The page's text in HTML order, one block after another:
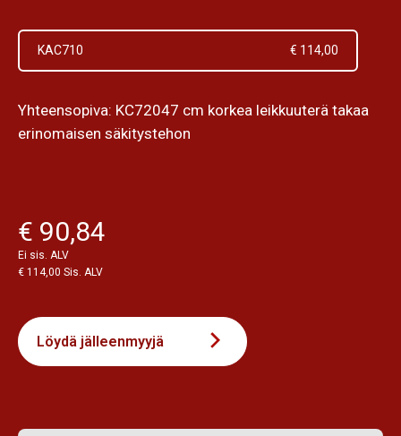
KAC710 € 114,00
Yhteensopiva: KC72047 cm korkea leikkuuterä takaa
erinomaisen säkitystehon
€ 90,84
Ei sis. ALV
€ 114,00 Sis. ALV
Löydä jälleenmyyjä